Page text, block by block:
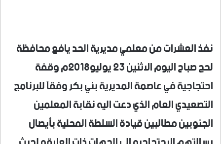
نفذ العشرات من معلمي مديرية الحد يافع محافظة
لحج صباح اليوم الاثنين 23 يوليو2018م وقفة
احتجاجية في عاصمة المديرية بني بكر وفقآ للبرنامج
التصعيدي العام الذي دعت اليه نقابة المعلمين
الجنوبين مطالبين قيادة السلطة المحلية بأيصال